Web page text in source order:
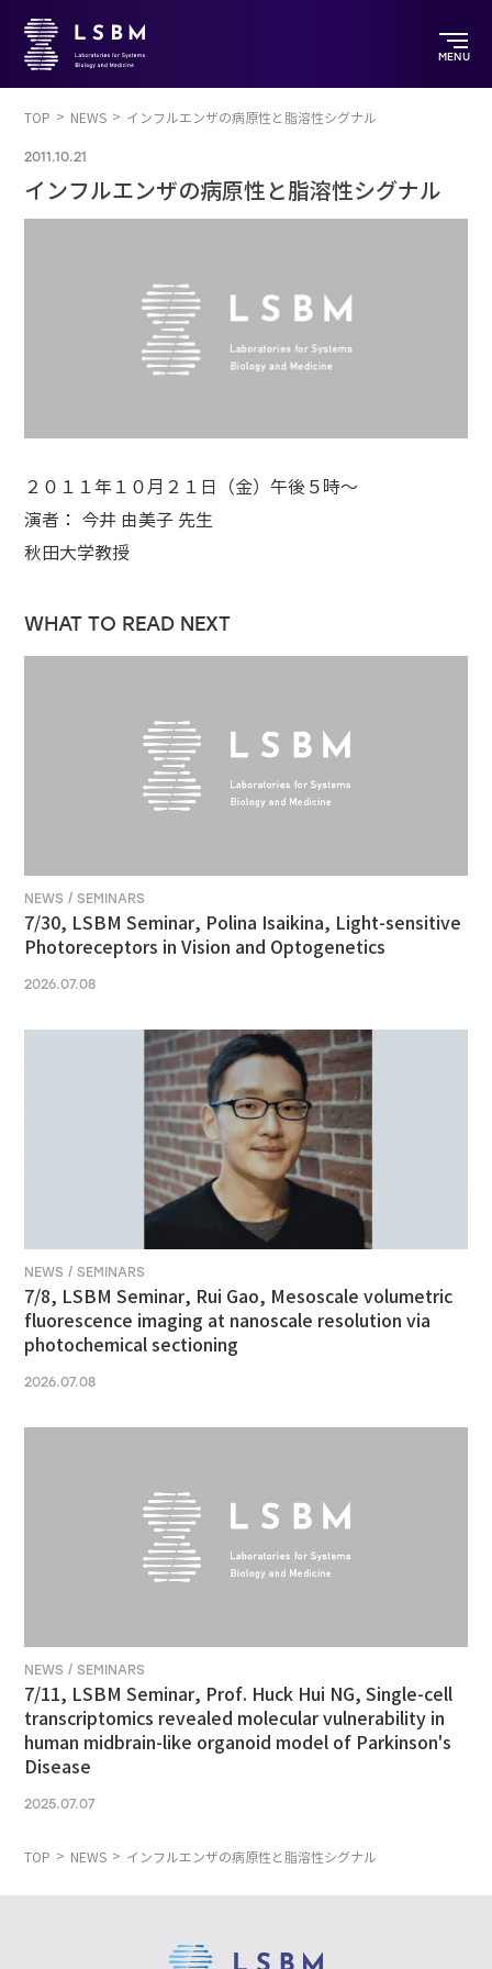
MENU
TOP NEWS インフルエンザの病原性と脂溶性シグナル
2011.10.21
インフルエンザの病原性と脂溶性シグナル
２０１１年１０月２１日（金）午後５時～
演者： 今井 由美子 先生
秋田大学教授
WHAT TO READ NEXT
NEWS / SEMINARS
7/30, LSBM Seminar, Polina Isaikina, Light-sensitive
Photoreceptors in Vision and Optogenetics
2026.07.08
NEWS / SEMINARS
7/8, LSBM Seminar, Rui Gao, Mesoscale volumetric
fluorescence imaging at nanoscale resolution via
photochemical sectioning
2026.07.08
NEWS / SEMINARS
7/11, LSBM Seminar, Prof. Huck Hui NG, Single-cell
transcriptomics revealed molecular vulnerability in
human midbrain-like organoid model of Parkinson's
Disease
2025.07.07
TOP NEWS インフルエンザの病原性と脂溶性シグナル